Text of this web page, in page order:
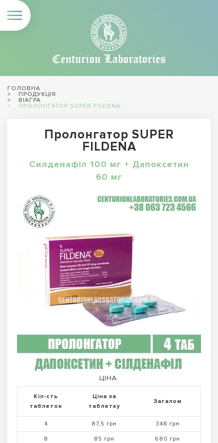
ГОЛОВНА
ПРОДУКЦІЯ
ВІАГРА
ПРОЛОНГАТОР SUPER FILDENA
Пролонгатор SUPER
FILDENA
Силденафіл 100 мг + Дапоксетин
60 мг
ЦІНА:
Кіл-сть
таблеток
Ціна за
таблетку
Загалом
4 87,5 грн 348 грн
8 85 грн 680 грн